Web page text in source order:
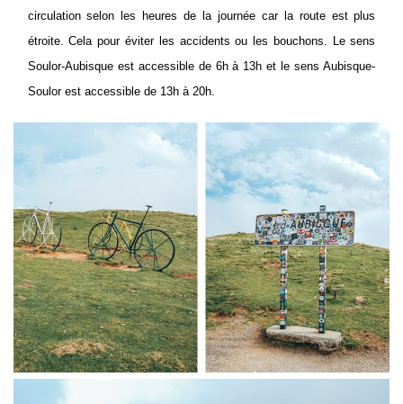
circulation selon les heures de la journée car la route est plus
étroite. Cela pour éviter les accidents ou les bouchons. Le sens
Soulor-Aubisque est accessible de 6h à 13h et le sens Aubisque-
Soulor est accessible de 13h à 20h.